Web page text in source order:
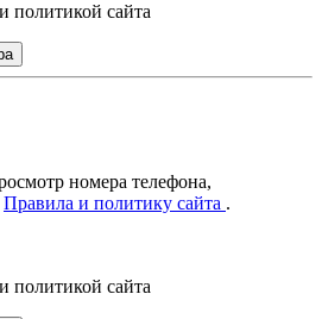
политикой сайта
номера телефона,
Правила и политику сайта .
политикой сайта